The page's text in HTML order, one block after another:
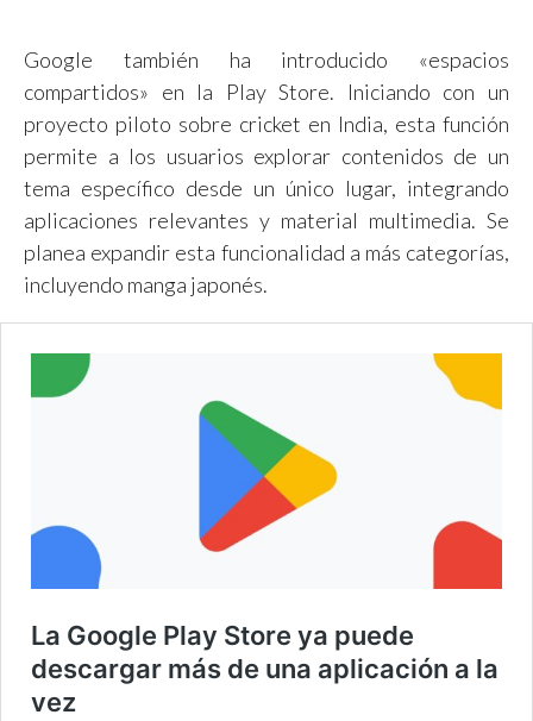
Google también ha introducido «espacios
compartidos» en la Play Store. Iniciando con un
proyecto piloto sobre cricket en India, esta función
permite a los usuarios explorar contenidos de un
tema específico desde un único lugar, integrando
aplicaciones relevantes y material multimedia. Se
planea expandir esta funcionalidad a más categorías,
incluyendo manga japonés.